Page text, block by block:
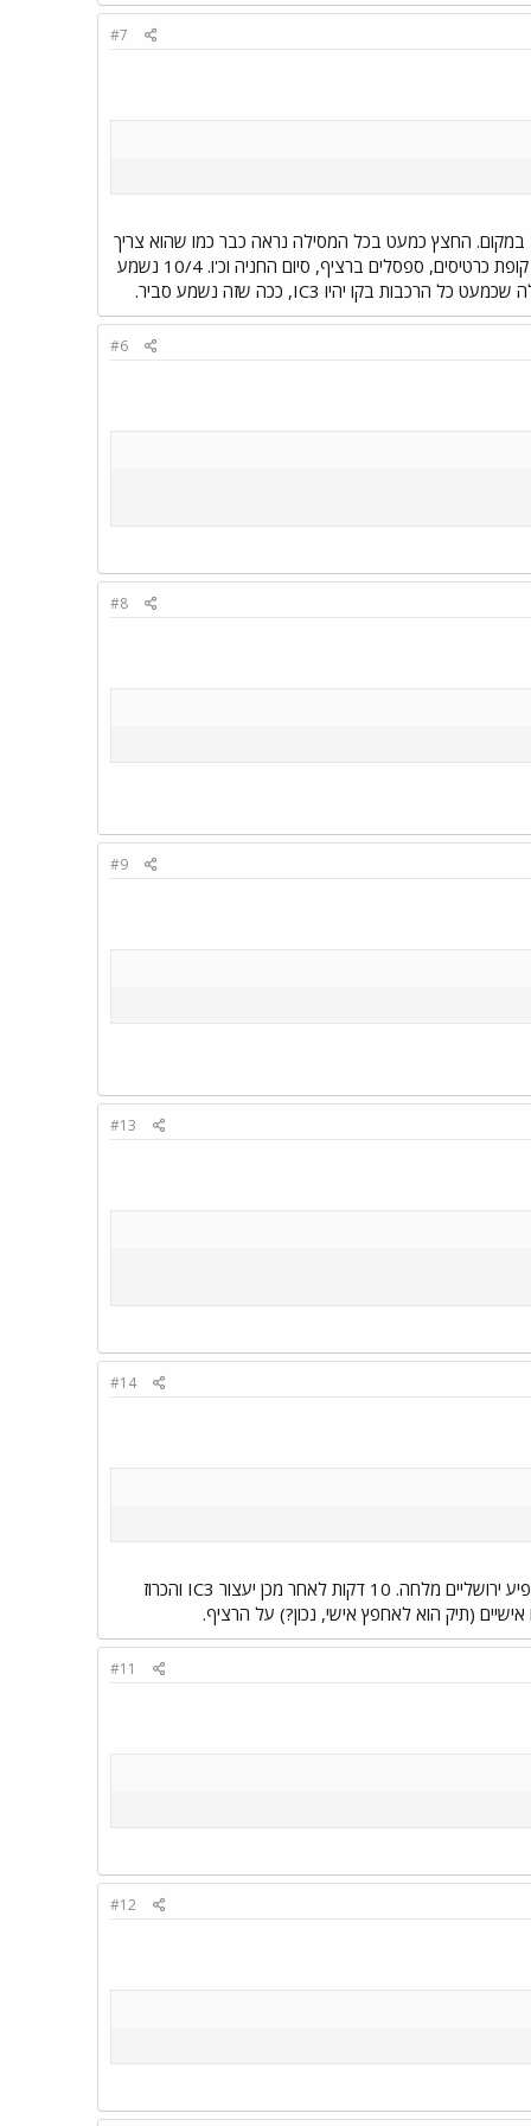
#7
במקום. החצץ כמעט בכל המסילה נראה כבר כמו שהוא צריך
להיות, דבר אחד עיקרי צריך לסיים וזה בניין המבואה, והדברים האחרים שעדיין צריך לעשות הם קטנים יחסית: קופת כרטיסים, ספסלים ברציף, סיום החניה וכ'ו. 10/4 נשמע
#6
#8
#9
#13
#14
ב"ה אסור לו למסור תאריך מדויק. כשנדע, נדע. אולי עדיף שזה יהיה בהפתעה, יום אחד נגלה שבלו"ז מופיע ירושליים מלחה. 10 דקות לאחר מכן יעצור IC3 והכרוז
(תיק הוא לאחפץ אישי, נכון?) על הרציף.
#11
#12